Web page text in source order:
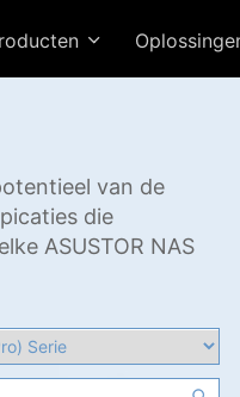
van de
die
ASUSTOR NAS